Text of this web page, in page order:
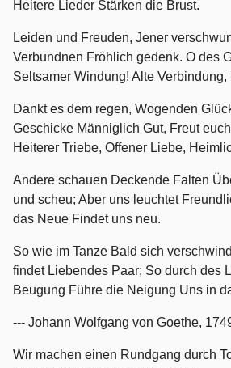
Heitere Lieder Stärken die Brust.
Leiden und Freuden, Jener
Verbundnen Fröhlich gedenk. O des
Seltsamer Windung! Alte
Dankt es dem regen, Wogenden
Geschicke Männiglich Gut, Freut
Heiterer Triebe, Offener Liebe,
Andere schauen Deckende Falten
und scheu; Aber uns leuchtet
das Neue Findet uns neu.
So wie im Tanze Bald sich
findet Liebendes Paar; So durch des
Beugung Führe die Neigung Uns in
--- Johann Wolfgang von Goethe,
Wir machen einen Rundgang durch